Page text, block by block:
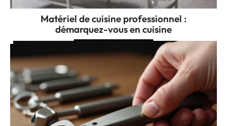
Matériel de cuisine professionnel :
démarquez-vous en cuisine